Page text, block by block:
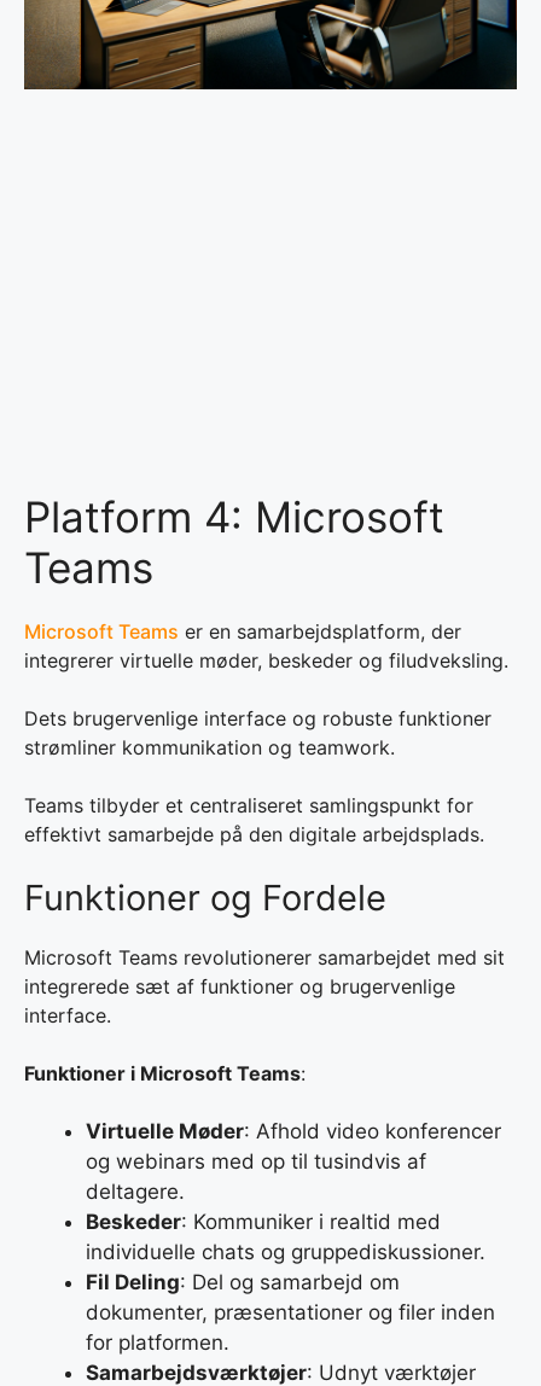
Platform 4: Microsoft
Teams
Microsoft Teams er en samarbejdsplatform, der
integrerer virtuelle møder, beskeder og filudveksling.
Dets brugervenlige interface og robuste funktioner
strømliner kommunikation og teamwork.
Teams tilbyder et centraliseret samlingspunkt for
effektivt samarbejde på den digitale arbejdsplads.
Funktioner og Fordele
Microsoft Teams revolutionerer samarbejdet med sit
integrerede sæt af funktioner og brugervenlige
interface.
Funktioner i Microsoft Teams:
Virtuelle Møder: Afhold video konferencer
og webinars med op til tusindvis af
deltagere.
Beskeder: Kommuniker i realtid med
individuelle chats og gruppediskussioner.
Fil Deling: Del og samarbejd om
dokumenter, præsentationer og filer inden
for platformen.
Samarbejdsværktøjer: Udnyt værktøjer